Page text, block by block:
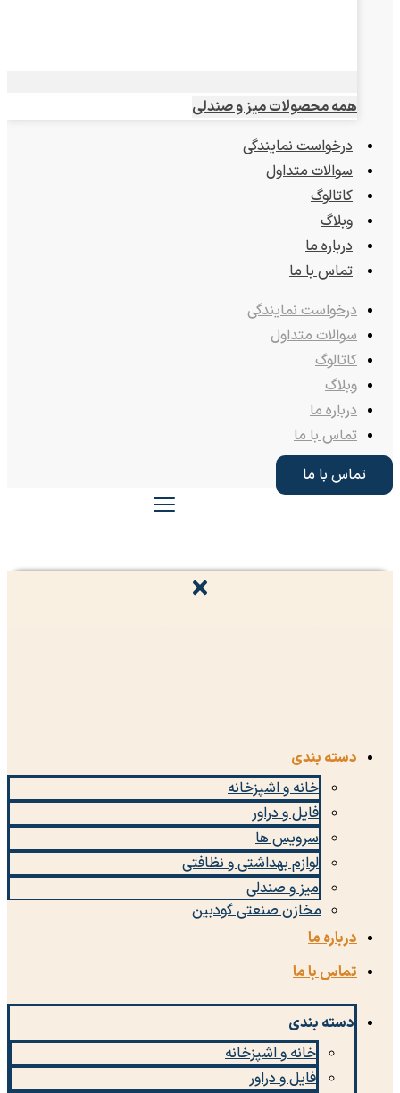
همه محصولات میز و صندلی
درخواست نمایندگی
سوالات متداول
کاتالوگ
وبلاگ
درباره ما
تماس با ما
درخواست نمایندگی
سوالات متداول
کاتالوگ
وبلاگ
درباره ما
تماس با ما
تماس با ما
دسته بندی
خانه و اشپزخانه
فایل و دراور
سرویس ها
لوازم بهداشتی و نظافتی
میز و صندلی
مخازن صنعتی گودبین
درباره ما
تماس با ما
دسته بندی
خانه و اشپزخانه
فایل و دراور